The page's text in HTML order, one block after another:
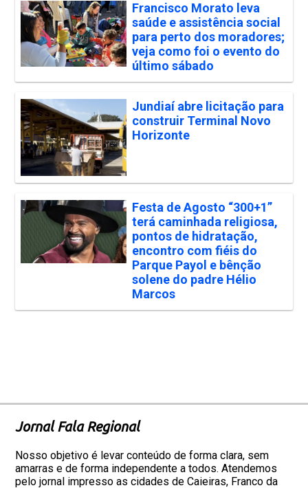
Francisco Morato leva
saúde e assistência social
para perto dos moradores;
veja como foi o evento do
último sábado
Jundiaí abre licitação para
construir Terminal Novo
Horizonte
Festa de Agosto “300+1”
terá caminhada religiosa,
pontos de hidratação,
encontro com fiéis do
Parque Payol e bênção
solene do padre Hélio
Marcos
Jornal Fala Regional
Nosso objetivo é levar conteúdo de forma clara, sem
amarras e de forma independente a todos. Atendemos
pelo jornal impresso as cidades de Caieiras, Franco da